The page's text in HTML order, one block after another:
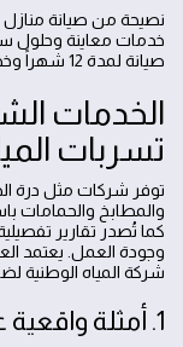
نصيحة من صيانة
خدمات معاينة وحلول
صيانة لمدة 12 شهراً وخطة طوارئ في حال تسرب سريع.
الخدمات
تسربات
توفر شركات مثل درة
والمطابخ
كما تُصدر تقارير
وجودة العمل. يعتمد
شركة المياه الوطنية
1. أمثلة واقعية على الكشف المحكم